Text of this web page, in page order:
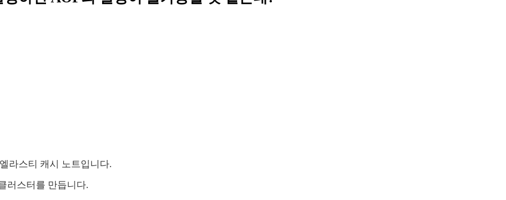
라스티 캐시 노트입니다.
러스터를 만듭니다.